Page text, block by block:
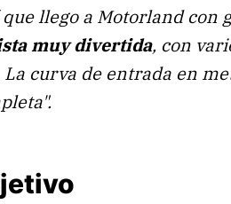
llego a Motorland con
muy divertida, con
curva de entrada en